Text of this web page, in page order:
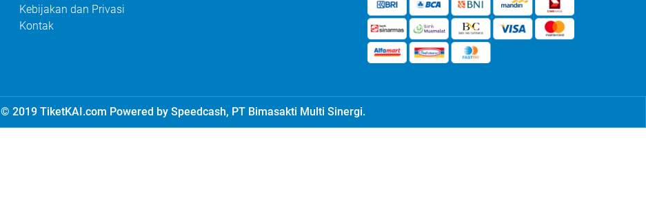
Kebijakan dan Privasi
Kontak
© 2019 TiketKAI.com Powered by Speedcash, PT Bimasakti Multi Sinergi.